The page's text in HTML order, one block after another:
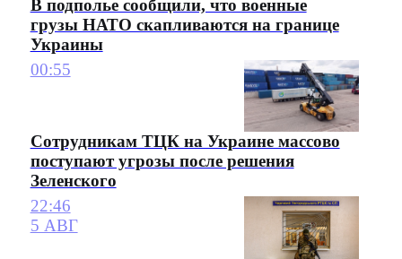
В подполье сообщили, что военные
грузы НАТО скапливаются на границе
Украины
00:55
Сотрудникам ТЦК на Украине массово
поступают угрозы после решения
Зеленского
22:46
5 АВГ